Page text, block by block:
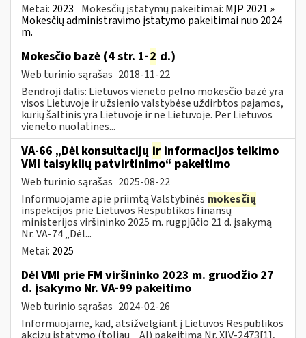
Metai: 2023 Mokesčių įstatymų pakeitimai: MĮP 2021 »
Mokesčių administravimo įstatymo pakeitimai nuo 2024
m.
Mokesčio bazė (4 str. 1-2 d.)
Web turinio sąrašas 2018-11-22
Bendroji dalis: Lietuvos vieneto pelno mokesčio bazė yra
visos Lietuvoje ir užsienio valstybėse uždirbtos pajamos,
kurių šaltinis yra Lietuvoje ir ne Lietuvoje. Per Lietuvos
vieneto nuolatines...
VA-66 „Dėl konsultacijų ir informacijos teikimo
VMI taisyklių patvirtinimo“ pakeitimo
Web turinio sąrašas 2025-08-22
Informuojame apie priimtą Valstybinės mokesčių
inspekcijos prie Lietuvos Respublikos finansų
ministerijos viršininko 2025 m. rugpjūčio 21 d. įsakymą
Nr. VA-74 „Dėl...
Metai: 2025
Dėl VMI prie FM viršininko 2023 m. gruodžio 27
d. įsakymo Nr. VA-99 pakeitimo
Web turinio sąrašas 2024-02-26
Informuojame, kad, atsižvelgiant į Lietuvos Respublikos
akcizų įstatymo (toliau − AĮ) pakeitimą Nr. XIV-2473[1],